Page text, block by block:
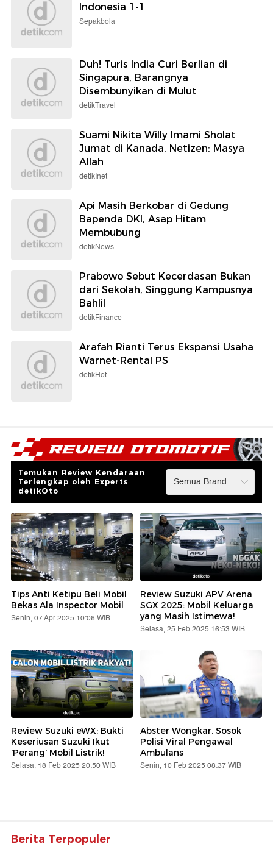
Indonesia 1-1
Sepakbola
Duh! Turis India Curi Berlian di
Singapura, Barangnya
Disembunyikan di Mulut
detikTravel
Suami Nikita Willy Imami Sholat
Jumat di Kanada, Netizen: Masya
Allah
detikInet
Api Masih Berkobar di Gedung
Bapenda DKI, Asap Hitam
Membubung
detikNews
Prabowo Sebut Kecerdasan Bukan
dari Sekolah, Singgung Kampusnya
Bahlil
detikFinance
Arafah Rianti Terus Ekspansi Usaha
Warnet-Rental PS
detikHot
Temukan Review Kendaraan
Terlengkap oleh Experts
detikOto
Tips Anti Ketipu Beli Mobil
Bekas Ala Inspector Mobil
Senin, 07 Apr 2025 10:06 WIB
Review Suzuki APV Arena
SGX 2025: Mobil Keluarga
yang Masih Istimewa!
Selasa, 25 Feb 2025 16:53 WIB
Review Suzuki eWX: Bukti
Keseriusan Suzuki Ikut
'Perang' Mobil Listrik!
Selasa, 18 Feb 2025 20:50 WIB
Abster Wongkar, Sosok
Polisi Viral Pengawal
Ambulans
Senin, 10 Feb 2025 08:37 WIB
Berita Terpopuler